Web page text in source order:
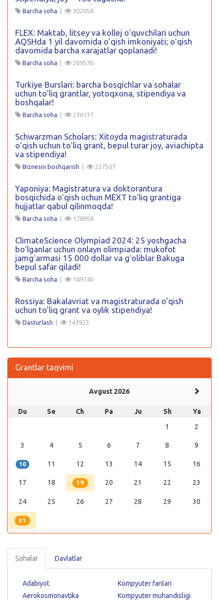
Barcha soha | 302058
FLEX: Maktab, litsey va kollej oʻquvchilari uchun
AQSHda 1 yil davomida oʻqish imkoniyati; oʻqish
davomida barcha xarajatlar qoplanadi!
Barcha soha | 269576
Turkiye Burslari: barcha bosqichlar va sohalar
uchun to’liq grantlar, yotoqxona, stipendiya va
boshqalar!
Barcha soha | 236137
Schwarzman Scholars: Xitoyda magistraturada
oʻqish uchun toʻliq grant, bepul turar joy, aviachipta
va stipendiya!
Biznesni boshqarish | 227507
Yaponiya: Magistratura va doktorantura
bosqichida oʻqish uchun MEXT toʻliq grantiga
hujjatlar qabul qilinmoqda!
Barcha soha | 178958
ClimateScience Olympiad 2024: 25 yoshgacha
boʻlganlar uchun onlayn olimpiada: mukofot
jamgʻarmasi 15 000 dollar va gʻoliblar Bakuga
bepul safar qiladi!
Barcha soha | 149740
Rossiya: Bakalavriat va magistraturada o’qish
uchun to’liq grant va oylik stipendiya!
Dasturlash | 143923
Grantlar taqvimi
Avgust 2026
Du Se Ch Pa Ju Sh
Ya
1
2
3 4 5 6 7 8 9
10 11 12 13 14 15 16
17 18 19 20 21 22 23
24 25 26 27 28 29 30
31
Sohalar Davlatlar
Adabiyot
Aerokosmonavtika
Kompyuter fanlari
Kompyuter muhandisligi